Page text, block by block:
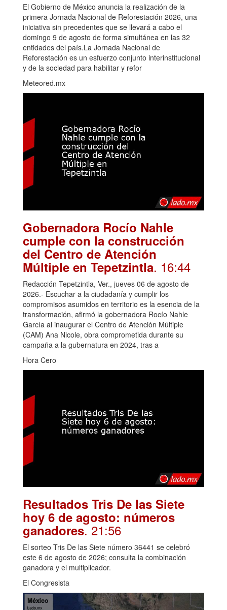
El Gobierno de México anuncia la realización de la
primera Jornada Nacional de Reforestación 2026, una
iniciativa sin precedentes que se llevará a cabo el
domingo 9 de agosto de forma simultánea en las 32
entidades del país.La Jornada Nacional de
Reforestación es un esfuerzo conjunto interinstitucional
y de la sociedad para habilitar y refor
Meteored.mx
Gobernadora Rocío Nahle
cumple con la construcción
del Centro de Atención
Múltiple en Tepetzintla. 16:44
Redacción Tepetzintla, Ver., jueves 06 de agosto de
2026.- Escuchar a la ciudadanía y cumplir los
compromisos asumidos en territorio es la esencia de la
transformación, afirmó la gobernadora Rocío Nahle
García al inaugurar el Centro de Atención Múltiple
(CAM) Ana Nicole, obra comprometida durante su
campaña a la gubernatura en 2024, tras a
Hora Cero
Resultados Tris De las Siete
hoy 6 de agosto: números
ganadores. 21:56
El sorteo Tris De las Siete número 36441 se celebró
este 6 de agosto de 2026; consulta la combinación
ganadora y el multiplicador.
El Congresista